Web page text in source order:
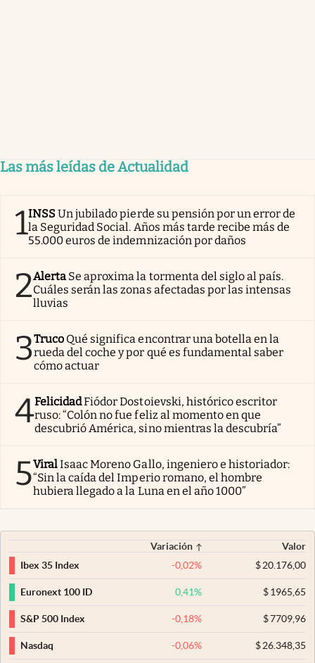
Las más leídas de Actualidad
1INSSUn jubilado pierde su pensión por un error de
la Seguridad Social. Años más tarde recibe más de
55.000 euros de indemnización por daños
2Alerta Se aproxima la tormenta del siglo al país.
Cuáles serán las zonas afectadas por las intensas
lluvias
3Truco Qué significa encontrar una botella en la
rueda del coche y por qué es fundamental saber
cómo actuar
4FelicidadFiódor Dostoievski, histórico escritor
ruso: “Colón no fue feliz al momento en que
descubrió América, sino mientras la descubría”
5ViralIsaac Moreno Gallo, ingeniero e historiador:
“Sin la caída del Imperio romano, el hombre
hubiera llegado a la Luna en el año 1000”
Variación
Valor
Ibex 35 Index
-0,02% $20.176,00
Euronext 100 ID 0,41% $1965,65
S&P 500 Index -0,18% $7709,96
Nasdaq -0,06% $26.348,35